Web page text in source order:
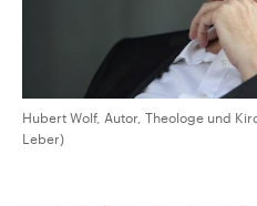
Hubert Wolf, Autor, Theologe und
Leber)